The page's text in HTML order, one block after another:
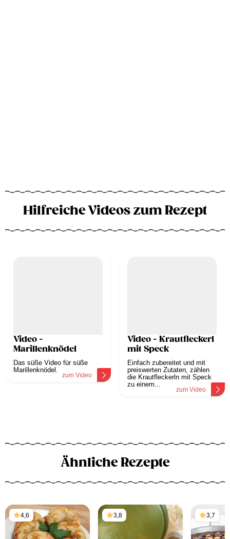
Hilfreiche Videos zum Rezept
Video -
Marillenknödel
Das süße Video für süße
Marillenknödel.
zum Video
Video - Krautfleckerl
mit Speck
Einfach zubereitet und mit
preiswerten Zutaten, zählen
die Krautfleckerln mit Speck
zu einem...
zum Video
Ähnliche Rezepte
4,6 3,8 3,7